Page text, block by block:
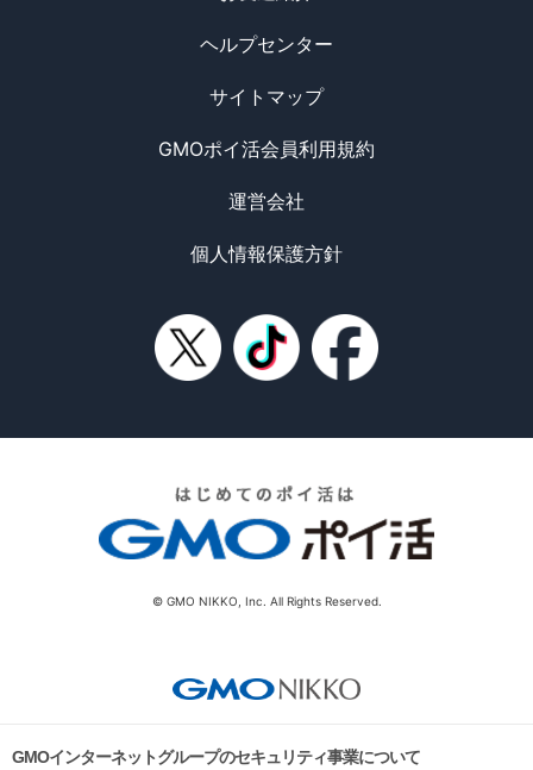
ヘルプセンター
サイトマップ
GMOポイ活会員利用規約
運営会社
個人情報保護方針
© GMO NIKKO, Inc. All Rights Reserved.
GMOインターネットグループのセキュリティ事業について